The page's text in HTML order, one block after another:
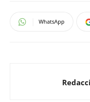
WhatsApp